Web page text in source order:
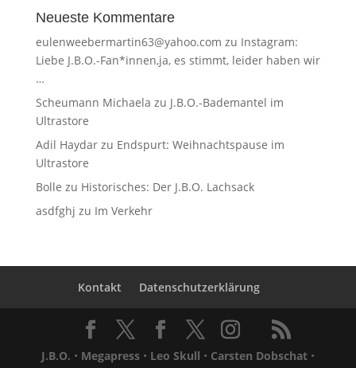
Neueste Kommentare
eulenweebermartin63@yahoo.com zu Instagram:
Liebe J.B.O.-Fan*innen,ja, es stimmt, leider haben wir
…
Scheumann Michaela zu J.B.O.-Bademantel im
Ultrastore
Adil Haydarzu Endspurt: Weihnachtspause im
Ultrastore
Bolle zu Historisches: Der J.B.O. Lachsack
asdfghj zu Im Verkehr
Kontakt Datenschutzerklärung
J.B.O. • Megapress• Leo Skull • Carsten Dobschat•